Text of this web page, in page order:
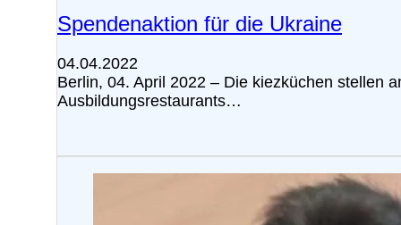
Spendenaktion für die Ukraine
04.04.2022
Berlin, 04. April 2022 – Die kiezküchen stellen
Ausbildungsrestaurants…